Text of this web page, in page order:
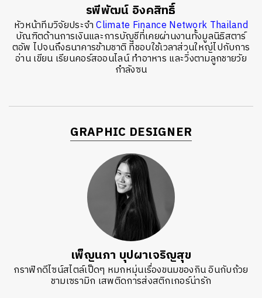
รพีพัฒน์ อิงคสิทธิ์
หัวหน้าทีมวิจัยประจำClimate Finance Network Thailand
บัณฑิตด้านการเงินและการบัญชีที่เคยผ่านงานทั้งมูลนิธิสตาร์
ตอัพ ไปจนถึงธนาคารข้ามชาติ ที่ชอบใช้เวลาส่วนใหญ่ไปกับการ
อ่าน เขียน เรียนคอร์สออนไลน์ ทำอาหาร และวิ่งตามลูกชายวัย
กำลังซน
GRAPHIC DESIGNER
เพ็ญนภา บุปผาเจริญสุข
กราฟิกดีไซน์สไตล์เป็ดๆ หมกหมุ่นเรื่องขนมของกิน อินกับถ้วย
ชามเซรามิก เสพติดการส่งสติกเกอร์น่ารัก